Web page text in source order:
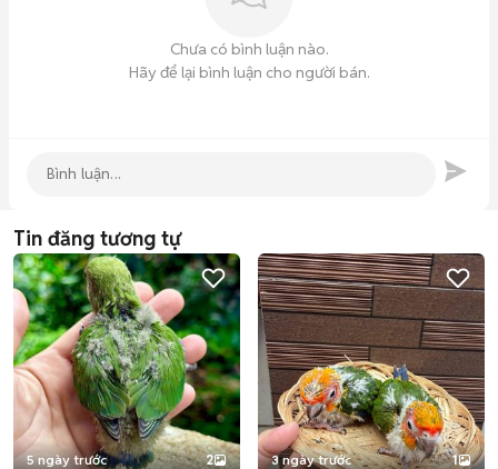
Chưa có bình luận nào.
Hãy để lại bình luận cho người bán.
Tin đăng tương tự
5 ngày trước 2 3 ngày trước 1